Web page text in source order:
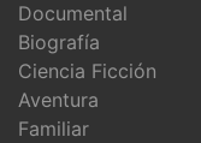
Documental
Biografía
Ciencia Ficción
Aventura
Familiar